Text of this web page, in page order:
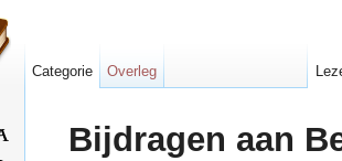
Bijdragen aan
Categorie Overleg